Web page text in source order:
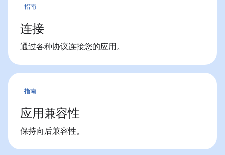
指南
连接
通过各种协议连接您的应用。
指南
应用兼容性
保持向后兼容性。